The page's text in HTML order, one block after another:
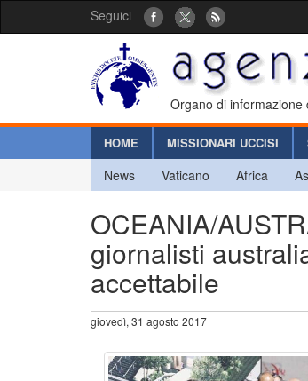
Seguici
Organo di
HOME MISSIONARI UCCISI
News Vaticano Africa
OCEANIA/
giornalisti
accettabile
giovedì, 31 agosto 2017